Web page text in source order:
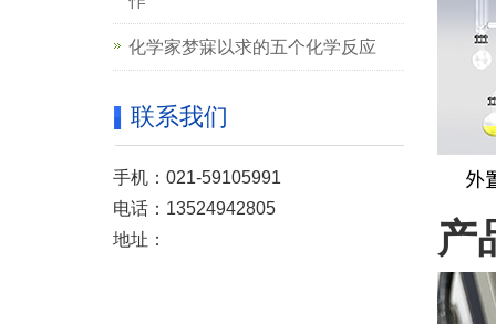
产
化学家梦寐以求的五个化学反应
联系我们
手机：021-59105991
电话：13524942805
地址：